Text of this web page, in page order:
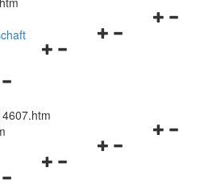
Navigationsmenü
Navigationsmenü
Navigationsmenü
Navigationsmenü